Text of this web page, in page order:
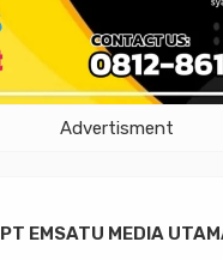
Advertisment
PT EMSATU MEDIA